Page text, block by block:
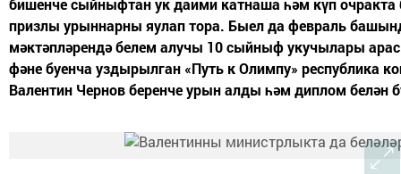
бишенче сыйныфтан ук даими катнаша һәм күп очракта
призлы урыннарны яулап тора. Быел да февраль
мәктәпләрендә белем алучы 10 сыйныф укучылары
фәне буенча уздырылган «Путь к Олимпу» республика
Валентин Чернов беренче урын алды һәм диплом белән